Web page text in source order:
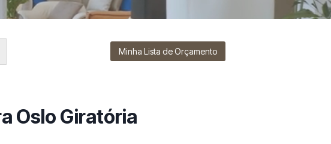
Minha Lista de Orçamento
Oslo Giratória